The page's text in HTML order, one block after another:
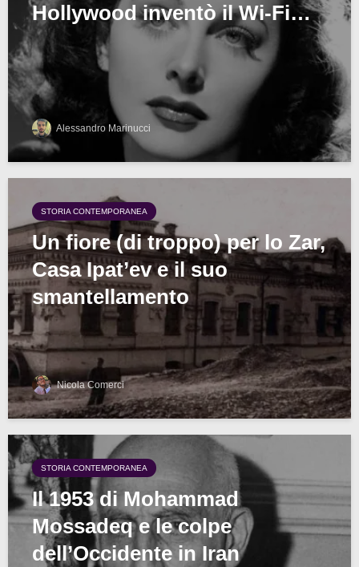
Hollywood inventò il Wi-Fi…
Alessandro Marinucci
STORIA CONTEMPORANEA
Un fiore (di troppo) per lo Zar,
Casa Ipat’ev e il suo
smantellamento
Nicola Comerci
STORIA CONTEMPORANEA
Il 1953 di Mohammad
Mossadeq e le colpe
dell’Occidente in Iran